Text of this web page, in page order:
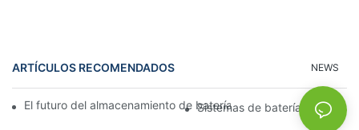
ARTÍCULOS RECOMENDADOS NEWS
El futuro del almacenamiento de baterías comerciales:
Sistemas de baterías solares